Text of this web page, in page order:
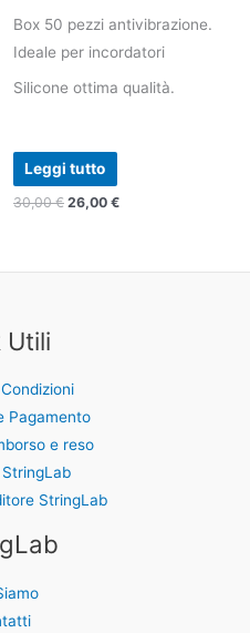
Box 50 pezzi antivibrazione.
Ideale per incordatori
Silicone ottima qualità.
Leggi tutto
30,00€ 26,00 €
Utili
Pagamento
e reso
StringLab